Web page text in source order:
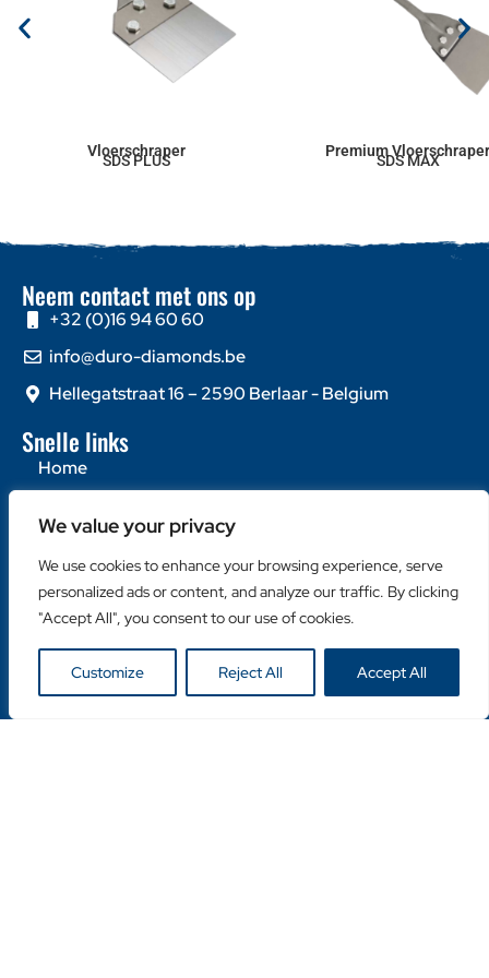
We value your privacy
We use cookies to enhance your browsing experience, serve
personalized ads or content, and analyze our traffic. By clicking
"Accept All", you consent to our use of cookies.
Customize Reject All Accept All
Vloerschraper
SDS PLUS
Premium
SDS MAX
Neem contact met ons op
+32 (0)16 94 60 60
info@duro-diamonds.be
Hellegatstraat 16 – 2590 Berlaar - Belgium
Snelle links
Home
Contacteer ons
Populaire categorieën
Diamantzagen
Machines